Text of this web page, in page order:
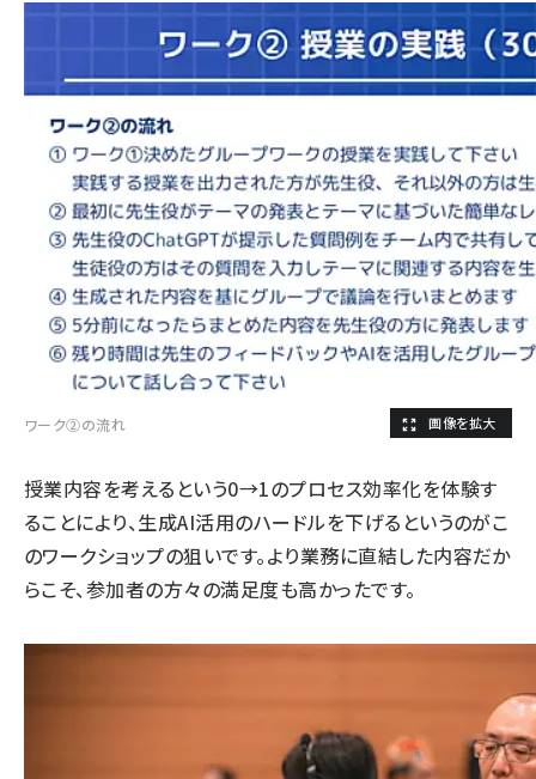
ワーク②の流れ
授業内容を考えるという0→1のプロセス効率化を体験す
ることにより、生成AI活用のハードルを下げるというのがこ
のワークショップの狙いです。より業務に直結した内容だか
らこそ、参加者の方々の満足度も高かったです。